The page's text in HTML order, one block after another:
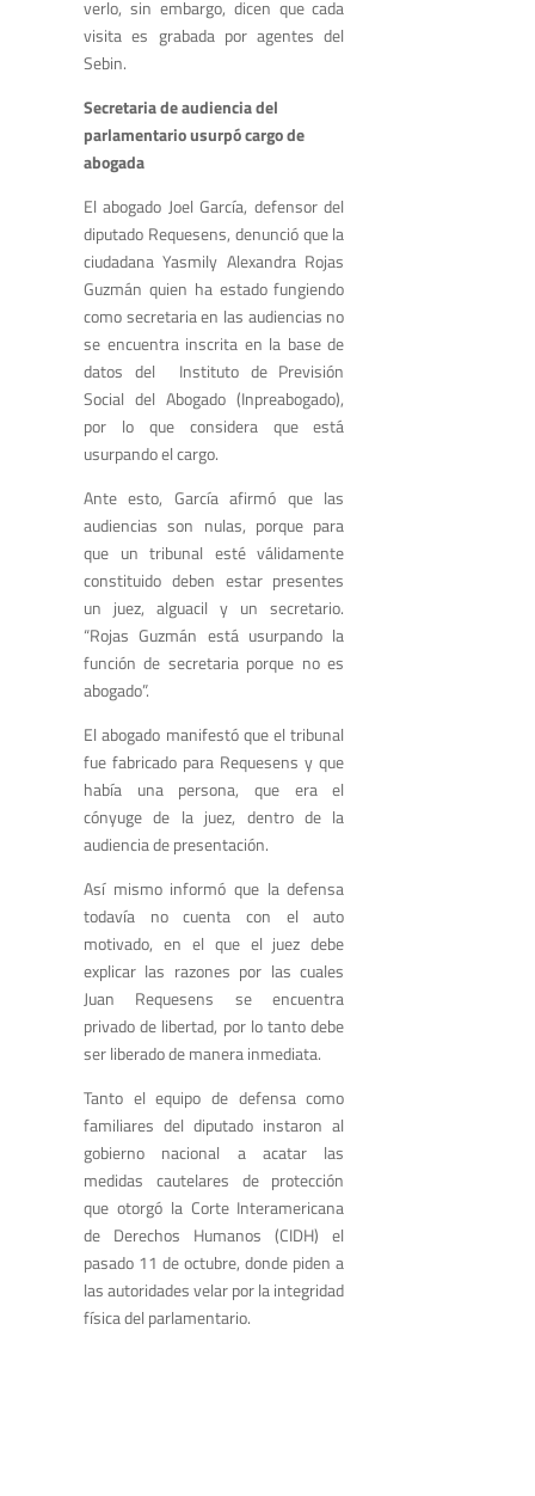
verlo, sin embargo, dicen que cada
visita es grabada por agentes del
Sebin.
Secretaria de audiencia del
parlamentario usurpó cargo de
abogada
El abogado Joel García, defensor del
diputado Requesens, denunció que la
ciudadana Yasmily Alexandra Rojas
Guzmán quien ha estado fungiendo
como secretaria en las audiencias no
se encuentra inscrita en la base de
datos del Instituto de Previsión
Social del Abogado (Inpreabogado),
por lo que considera que está
usurpando el cargo.
Ante esto, García afirmó que las
audiencias son nulas, porque para
que un tribunal esté válidamente
constituido deben estar presentes
un juez, alguacil y un secretario.
“Rojas Guzmán está usurpando la
función de secretaria porque no es
abogado”.
El abogado manifestó que el tribunal
fue fabricado para Requesens y que
había una persona, que era el
cónyuge de la juez, dentro de la
audiencia de presentación.
Así mismo informó que la defensa
todavía no cuenta con el auto
motivado, en el que el juez debe
explicar las razones por las cuales
Juan Requesens se encuentra
privado de libertad, por lo tanto debe
ser liberado de manera inmediata.
Tanto el equipo de defensa como
familiares del diputado instaron al
gobierno nacional a acatar las
medidas cautelares de protección
que otorgó la Corte Interamericana
de Derechos Humanos (CIDH) el
pasado 11 de octubre, donde piden a
las autoridades velar por la integridad
física del parlamentario.